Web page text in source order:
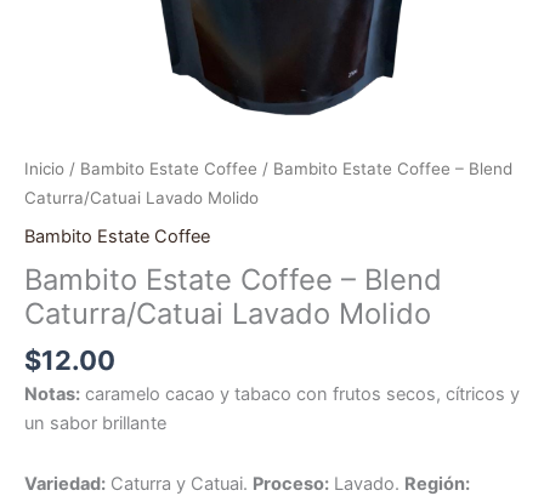
Inicio / Bambito Estate Coffee / Bambito Estate Coffee – Blend
Caturra/Catuai Lavado Molido
Bambito Estate Coffee
Bambito Estate Coffee – Blend
Caturra/Catuai Lavado Molido
$12.00
Notas: caramelo cacao y tabaco con frutos secos, cítricos y
un sabor brillante
Variedad: Caturra y Catuai. Proceso: Lavado. Región: